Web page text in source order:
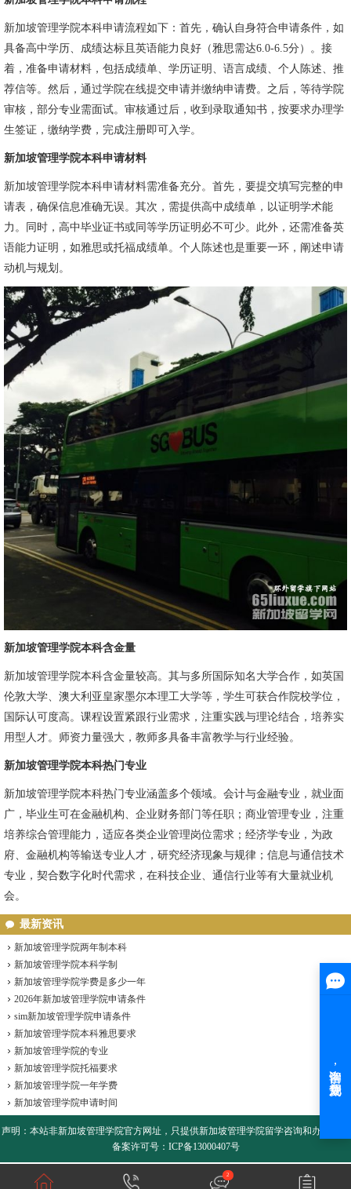
新加坡管理学院本科申请流程如下：首先，确认自身符合申请条件，如
具备高中学历、成绩达标且英语能力良好（雅思需达6.0-6.5分）。接
着，准备申请材料，包括成绩单、学历证明、语言成绩、个人陈述、推
荐信等。然后，通过学院在线提交申请并缴纳申请费。之后，等待学院
审核，部分专业需面试。审核通过后，收到录取通知书，按要求办理学
生签证，缴纳学费，完成注册即可入学。
新加坡管理学院本科申请材料
新加坡管理学院本科申请材料需准备充分。首先，要提交填写完整的申
请表，确保信息准确无误。其次，需提供高中成绩单，以证明学术能
力。同时，高中毕业证书或同等学历证明必不可少。此外，还需准备英
语能力证明，如雅思或托福成绩单。个人陈述也是重要一环，阐述申请
动机与规划。
新加坡管理学院本科含金量
新加坡管理学院本科含金量较高。其与多所国际知名大学合作，如英国
伦敦大学、澳大利亚皇家墨尔本理工大学等，学生可获合作院校学位，
国际认可度高。课程设置紧跟行业需求，注重实践与理论结合，培养实
用型人才。师资力量强大，教师多具备丰富教学与行业经验。
新加坡管理学院本科热门专业
新加坡管理学院本科热门专业涵盖多个领域。会计与金融专业，就业面
广，毕业生可在金融机构、企业财务部门等任职；商业管理专业，注重
培养综合管理能力，适应各类企业管理岗位需求；经济学专业，为政
府、金融机构等输送专业人才，研究经济现象与规律；信息与通信技术
专业，契合数字化时代需求，在科技企业、通信行业等有大量就业机
会。
最新资讯
新加坡管理学院两年制本科
新加坡管理学院本科学制
新加坡管理学院学费是多少一年
2026年新加坡管理学院申请条件
sim新加坡管理学院申请条件
新加坡管理学院本科雅思要求
新加坡管理学院的专业
新加坡管理学院托福要求
新加坡管理学院一年学费
新加坡管理学院申请时间
声明：本站非新加坡管理学院官方网址，只提供新加坡管理学院留学咨询和办理服务
备案许可号：ICP备13000407号
2